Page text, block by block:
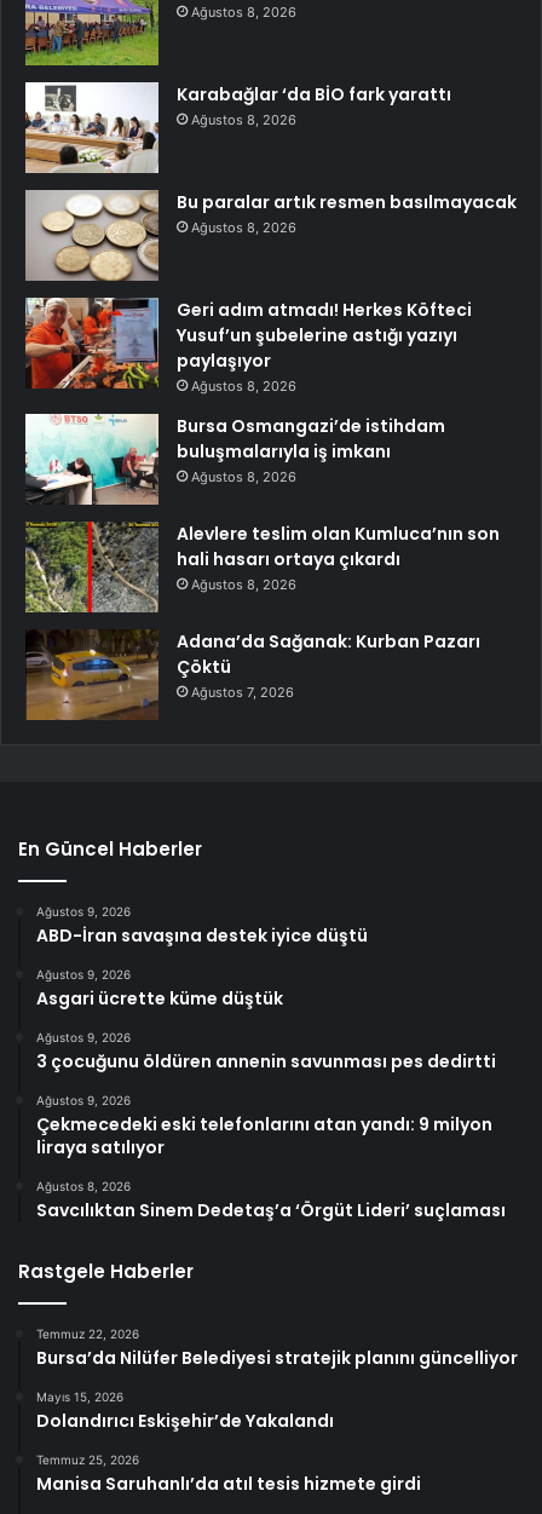
Ağustos 8, 2026
Karabağlar ‘da BİO fark yarattı
Ağustos 8, 2026
Bu paralar artık resmen basılmayacak
Ağustos 8, 2026
Geri adım atmadı! Herkes Köfteci
Yusuf’un şubelerine astığı yazıyı
paylaşıyor
Ağustos 8, 2026
Bursa Osmangazi’de istihdam
buluşmalarıyla iş imkanı
Ağustos 8, 2026
Alevlere teslim olan Kumluca’nın son
hali hasarı ortaya çıkardı
Ağustos 8, 2026
Adana’da Sağanak: Kurban Pazarı
Çöktü
Ağustos 7, 2026
En Güncel Haberler
Ağustos 9, 2026
ABD-İran savaşına destek iyice düştü
Ağustos 9, 2026
Asgari ücrette küme düştük
Ağustos 9, 2026
3 çocuğunu öldüren annenin savunması pes dedirtti
Ağustos 9, 2026
Çekmecedeki eski telefonlarını atan yandı: 9 milyon
liraya satılıyor
Ağustos 8, 2026
Savcılıktan Sinem Dedetaş’a ‘Örgüt Lideri’ suçlaması
Rastgele Haberler
Temmuz 22, 2026
Bursa’da Nilüfer Belediyesi stratejik planını güncelliyor
Mayıs 15, 2026
Dolandırıcı Eskişehir’de Yakalandı
Temmuz 25, 2026
Manisa Saruhanlı’da atıl tesis hizmete girdi